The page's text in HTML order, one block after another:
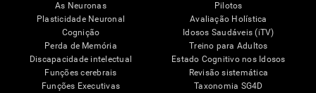
As Neuronas
Plasticidade Neuronal
Cognição
Perda de Memória
Discapacidade intelectual
Funções cerebrais
Funções Executivas
Pilotos
Avaliação Holística
Idosos Saudáveis (iTV)
Treino para Adultos
Estado Cognitivo nos Idosos
Revisão sistemática
Taxonomia SG4D